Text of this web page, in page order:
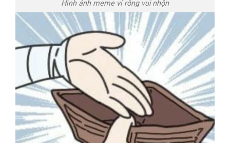
Hình ảnh meme ví rỗng vui nhộn